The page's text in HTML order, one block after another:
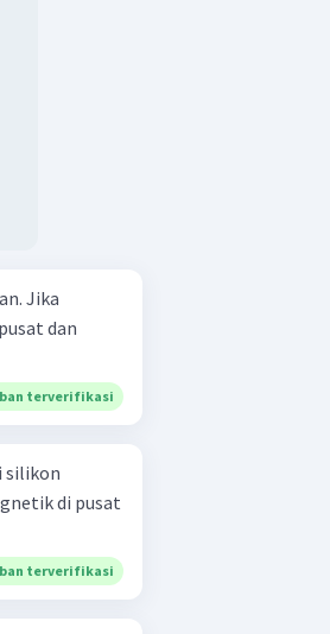
Jika
dan
terverifikasi
silikon
di pusat
terverifikasi